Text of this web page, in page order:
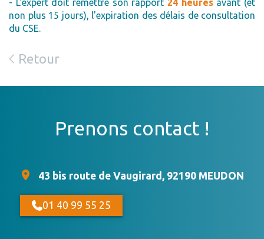
- L'expert doit remettre son rapport 24 heuresavant (et
non plus 15 jours), l'expiration des délais de consultation
du CSE.
Retour
Prenons contact !
43 bis route de Vaugirard, 92190 MEUDON
01 40 99 55 25